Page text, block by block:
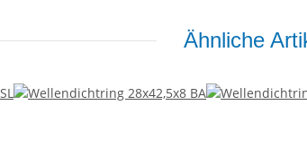
Ähnliche